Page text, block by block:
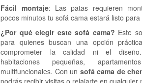
Fácil montaje: Las patas requieren
pocos minutos tu sofá cama estará listo para
¿Por qué elegir este sofá cama? Este
para quienes buscan una opción
comprometer la calidad ni el
habitaciones pequeñas,
multifuncionales. Con un sofá cama de
podrás recibir visitas o relajarte en cualquier